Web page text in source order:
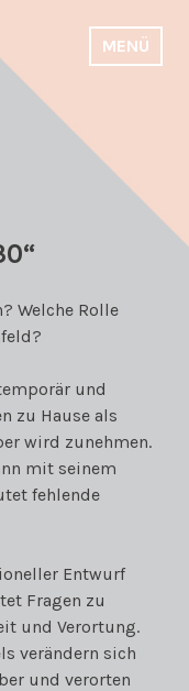
MENÜ
Welche Rolle
und
zu Hause als
wird zunehmen.
mit seinem
fehlende
Entwurf
Fragen zu
und Verortung.
verändern sich
und verorten